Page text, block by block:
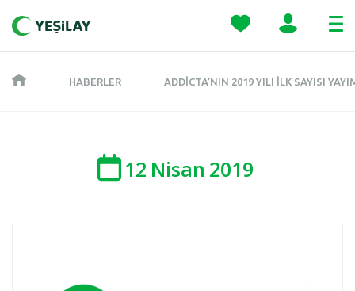
HABERLER ADDICTA’NIN 2019 YILI ILK SAYISI
12 Nisan 2019